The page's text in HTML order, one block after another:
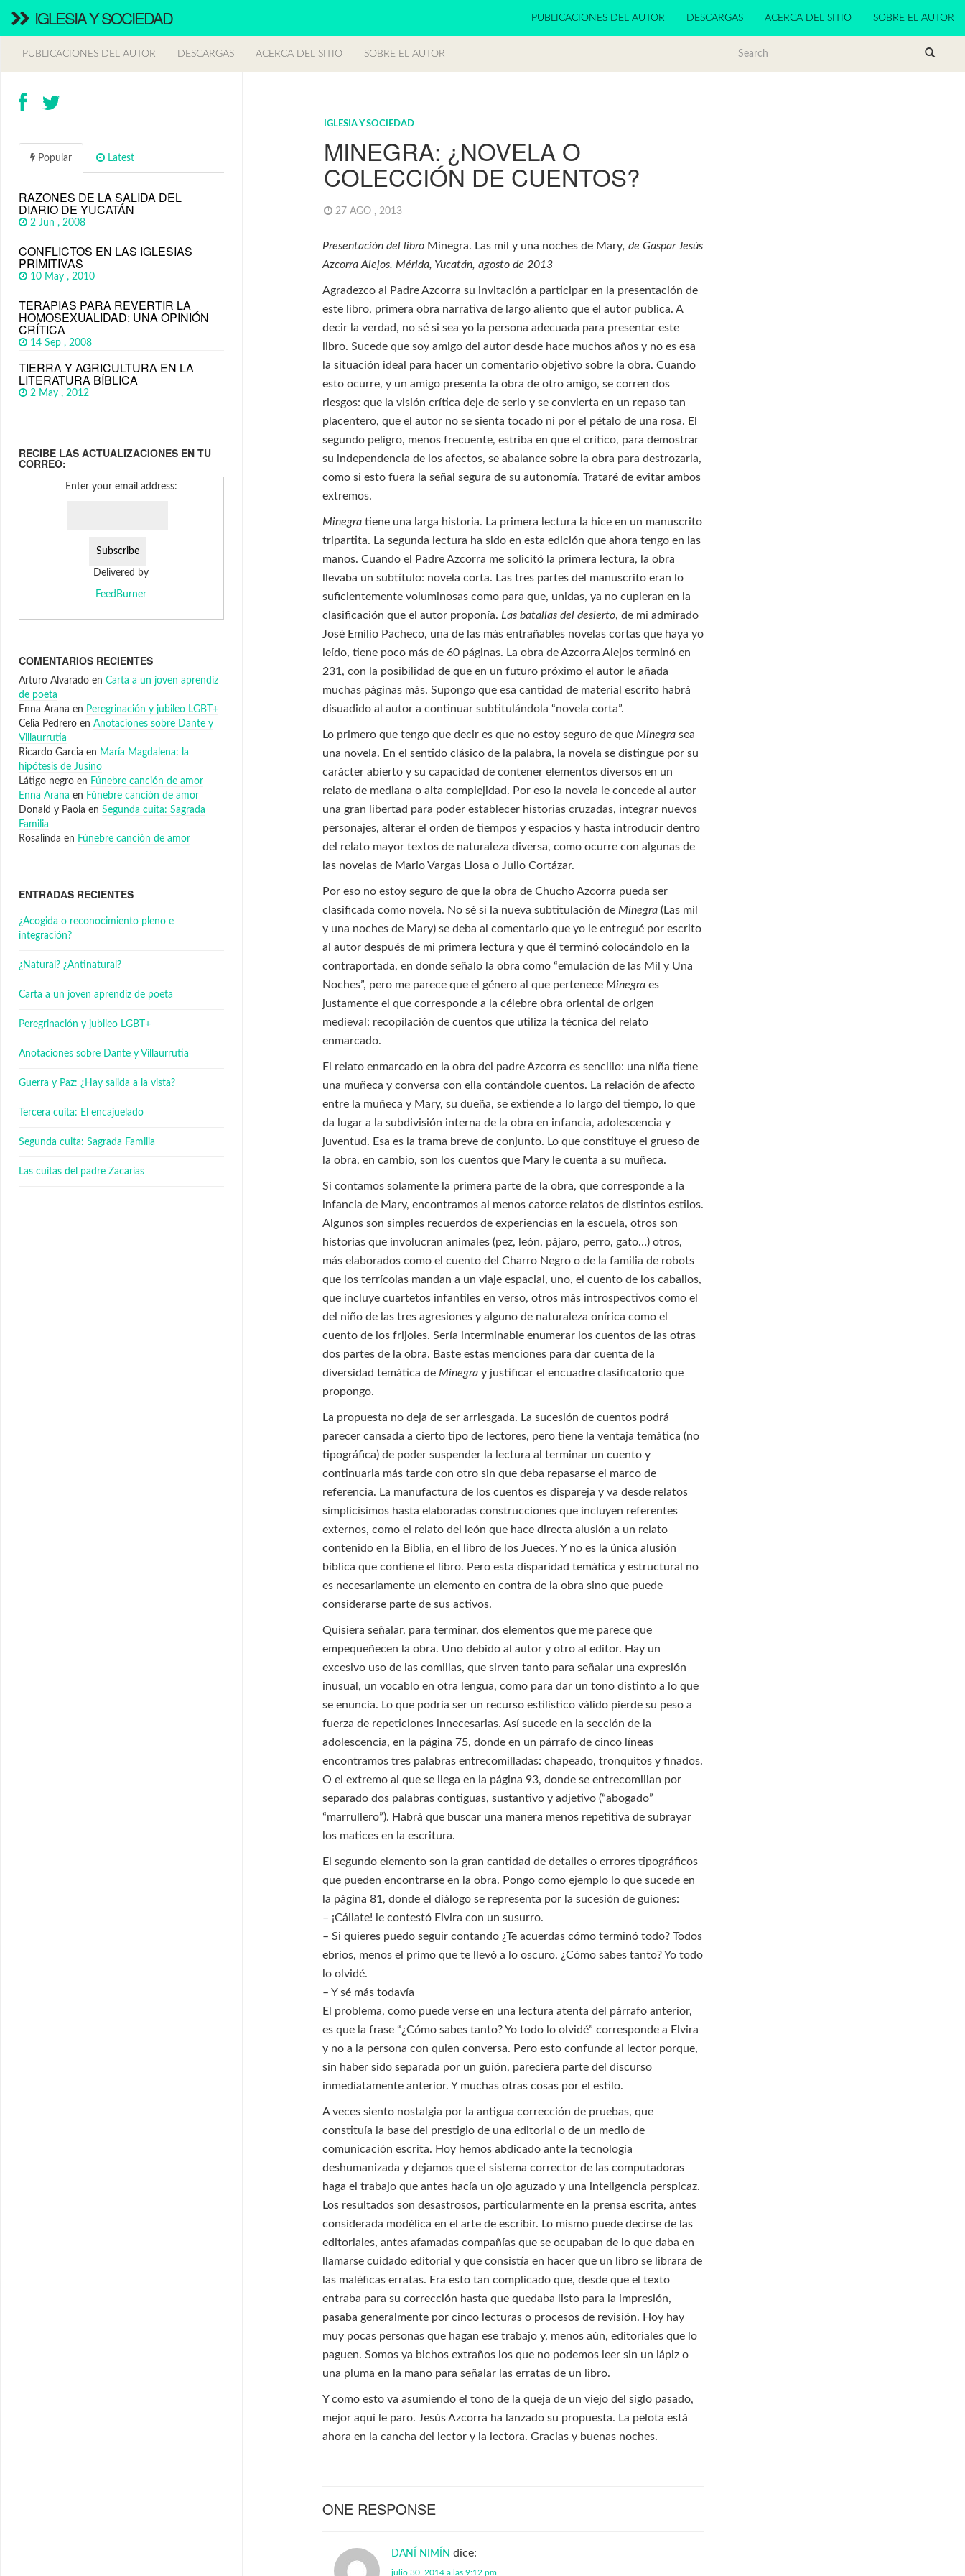
IGLESIA Y SOCIEDAD PUBLICACIONES DEL AUTOR DESCARGAS ACERCA DEL SITIO SOBRE EL AUTOR
PUBLICACIONES DEL AUTOR DESCARGAS ACERCA DEL SITIO SOBRE EL AUTOR
IGLESIA Y SOCIEDAD
MINEGRA: ¿NOVELA O
COLECCIÓN DE CUENTOS?
27 AGO , 2013
Presentación del libro Minegra. Las mil y una noches de Mary, de Gaspar Jesús
Azcorra Alejos. Mérida, Yucatán, agosto de 2013
Agradezco al Padre Azcorra su invitación a participar en la presentación de
este libro, primera obra narrativa de largo aliento que el autor publica. A
decir la verdad, no sé si sea yo la persona adecuada para presentar este
libro. Sucede que soy amigo del autor desde hace muchos años y no es esa
la situación ideal para hacer un comentario objetivo sobre la obra. Cuando
esto ocurre, y un amigo presenta la obra de otro amigo, se corren dos
riesgos: que la visión crítica deje de serlo y se convierta en un repaso tan
placentero, que el autor no se sienta tocado ni por el pétalo de una rosa. El
segundo peligro, menos frecuente, estriba en que el crítico, para demostrar
su independencia de los afectos, se abalance sobre la obra para destrozarla,
como si esto fuera la señal segura de su autonomía. Trataré de evitar ambos
extremos.
Minegra tiene una larga historia. La primera lectura la hice en un manuscrito
tripartita. La segunda lectura ha sido en esta edición que ahora tengo en las
manos. Cuando el Padre Azcorra me solicitó la primera lectura, la obra
llevaba un subtítulo: novela corta. Las tres partes del manuscrito eran lo
suficientemente voluminosas como para que, unidas, ya no cupieran en la
clasificación que el autor proponía.Las batallas del desierto, de mi admirado
José Emilio Pacheco, una de las más entrañables novelas cortas que haya yo
leído, tiene poco más de 60 páginas. La obra de Azcorra Alejos terminó en
231, con la posibilidad de que en un futuro próximo el autor le añada
muchas páginas más. Supongo que esa cantidad de material escrito habrá
disuadido al autor a continuar subtitulándola “novela corta”.
Lo primero que tengo que decir es que no estoy seguro de queMinegra sea
una novela. En el sentido clásico de la palabra, la novela se distingue por su
carácter abierto y su capacidad de contener elementos diversos en un
relato de mediana o alta complejidad. Por eso la novela le concede al autor
una gran libertad para poder establecer historias cruzadas, integrar nuevos
personajes, alterar el orden de tiempos y espacios y hasta introducir dentro
del relato mayor textos de naturaleza diversa, como ocurre con algunas de
las novelas de Mario Vargas Llosa o Julio Cortázar.
Por eso no estoy seguro de que la obra de Chucho Azcorra pueda ser
clasificada como novela. No sé si la nueva subtitulación deMinegra (Las mil
y una noches de Mary) se deba al comentario que yo le entregué por escrito
al autor después de mi primera lectura y que él terminó colocándolo en la
contraportada, en donde señalo la obra como “emulación de las Mil y Una
Noches”, pero me parece que el género al que perteneceMinegra es
justamente el que corresponde a la célebre obra oriental de origen
medieval: recopilación de cuentos que utiliza la técnica del relato
enmarcado.
El relato enmarcado en la obra del padre Azcorra es sencillo: una niña tiene
una muñeca y conversa con ella contándole cuentos. La relación de afecto
entre la muñeca y Mary, su dueña, se extiende a lo largo del tiempo, lo que
da lugar a la subdivisión interna de la obra en infancia, adolescencia y
juventud. Esa es la trama breve de conjunto. Lo que constituye el grueso de
la obra, en cambio, son los cuentos que Mary le cuenta a su muñeca.
Si contamos solamente la primera parte de la obra, que corresponde a la
infancia de Mary, encontramos al menos catorce relatos de distintos estilos.
Algunos son simples recuerdos de experiencias en la escuela, otros son
historias que involucran animales (pez, león, pájaro, perro, gato…) otros,
más elaborados como el cuento del Charro Negro o de la familia de robots
que los terrícolas mandan a un viaje espacial, uno, el cuento de los caballos,
que incluye cuartetos infantiles en verso, otros más introspectivos como el
del niño de las tres agresiones y alguno de naturaleza onírica como el
cuento de los frijoles. Sería interminable enumerar los cuentos de las otras
dos partes de la obra. Baste estas menciones para dar cuenta de la
diversidad temática deMinegra y justificar el encuadre clasificatorio que
propongo.
La propuesta no deja de ser arriesgada. La sucesión de cuentos podrá
parecer cansada a cierto tipo de lectores, pero tiene la ventaja temática (no
tipográfica) de poder suspender la lectura al terminar un cuento y
continuarla más tarde con otro sin que deba repasarse el marco de
referencia. La manufactura de los cuentos es dispareja y va desde relatos
simplicísimos hasta elaboradas construcciones que incluyen referentes
externos, como el relato del león que hace directa alusión a un relato
contenido en la Biblia, en el libro de los Jueces. Y no es la única alusión
bíblica que contiene el libro. Pero esta disparidad temática y estructural no
es necesariamente un elemento en contra de la obra sino que puede
considerarse parte de sus activos.
Quisiera señalar, para terminar, dos elementos que me parece que
empequeñecen la obra. Uno debido al autor y otro al editor. Hay un
excesivo uso de las comillas, que sirven tanto para señalar una expresión
inusual, un vocablo en otra lengua, como para dar un tono distinto a lo que
se enuncia. Lo que podría ser un recurso estilístico válido pierde su peso a
fuerza de repeticiones innecesarias. Así sucede en la sección de la
adolescencia, en la página 75, donde en un párrafo de cinco líneas
encontramos tres palabras entrecomilladas: chapeado, tronquitos y finados.
O el extremo al que se llega en la página 93, donde se entrecomillan por
separado dos palabras contiguas, sustantivo y adjetivo (“abogado”
“marrullero”). Habrá que buscar una manera menos repetitiva de subrayar
los matices en la escritura.
El segundo elemento son la gran cantidad de detalles o errores tipográficos
que pueden encontrarse en la obra. Pongo como ejemplo lo que sucede en
la página 81, donde el diálogo se representa por la sucesión de guiones:
– ¡Cállate! le contestó Elvira con un susurro.
– Si quieres puedo seguir contando ¿Te acuerdas cómo terminó todo? Todos
ebrios, menos el primo que te llevó a lo oscuro. ¿Cómo sabes tanto? Yo todo
lo olvidé.
– Y sé más todavía
El problema, como puede verse en una lectura atenta del párrafo anterior,
es que la frase “¿Cómo sabes tanto? Yo todo lo olvidé” corresponde a Elvira
y no a la persona con quien conversa. Pero esto confunde al lector porque,
sin haber sido separada por un guión, pareciera parte del discurso
inmediatamente anterior. Y muchas otras cosas por el estilo.
A veces siento nostalgia por la antigua corrección de pruebas, que
constituía la base del prestigio de una editorial o de un medio de
comunicación escrita. Hoy hemos abdicado ante la tecnología
deshumanizada y dejamos que el sistema corrector de las computadoras
haga el trabajo que antes hacía un ojo aguzado y una inteligencia perspicaz.
Los resultados son desastrosos, particularmente en la prensa escrita, antes
considerada modélica en el arte de escribir. Lo mismo puede decirse de las
editoriales, antes afamadas compañías que se ocupaban de lo que daba en
llamarse cuidado editorial y que consistía en hacer que un libro se librara de
las maléficas erratas. Era esto tan complicado que, desde que el texto
entraba para su corrección hasta que quedaba listo para la impresión,
pasaba generalmente por cinco lecturas o procesos de revisión. Hoy hay
muy pocas personas que hagan ese trabajo y, menos aún, editoriales que lo
paguen. Somos ya bichos extraños los que no podemos leer sin un lápiz o
una pluma en la mano para señalar las erratas de un libro.
Y como esto va asumiendo el tono de la queja de un viejo del siglo pasado,
mejor aquí le paro. Jesús Azcorra ha lanzado su propuesta. La pelota está
ahora en la cancha del lector y la lectora. Gracias y buenas noches.
ONE RESPONSE
DANÍ NIMÍN dice:
julio 30, 2014 a las 9:12 pm
Popular Latest
RAZONES DE LA SALIDA DEL
DIARIO DE YUCATÁN
2 Jun , 2008
CONFLICTOS EN LAS IGLESIAS
PRIMITIVAS
10 May , 2010
TERAPIAS PARA REVERTIR LA
HOMOSEXUALIDAD: UNA OPINIÓN
CRÍTICA
14 Sep , 2008
TIERRA Y AGRICULTURA EN LA
LITERATURA BÍBLICA
2 May , 2012
RECIBE LAS ACTUALIZACIONES EN TU
CORREO:
Enter your email address:
Delivered by
FeedBurner
COMENTARIOS RECIENTES
Arturo Alvarado en Carta a un joven aprendiz
de poeta
Enna Arana en Peregrinación y jubileo LGBT+
Celia Pedrero en Anotaciones sobre Dante y
Villaurrutia
Ricardo Garcia en María Magdalena: la
hipótesis de Jusino
Látigo negro en Fúnebre canción de amor
Enna Arana en Fúnebre canción de amor
Donald y Paola en Segunda cuita: Sagrada
Familia
Rosalinda en Fúnebre canción de amor
ENTRADAS RECIENTES
¿Acogida o reconocimiento pleno e
integración?
¿Natural? ¿Antinatural?
Carta a un joven aprendiz de poeta
Peregrinación y jubileo LGBT+
Anotaciones sobre Dante y Villaurrutia
Guerra y Paz: ¿Hay salida a la vista?
Tercera cuita: El encajuelado
Segunda cuita: Sagrada Familia
Las cuitas del padre Zacarías